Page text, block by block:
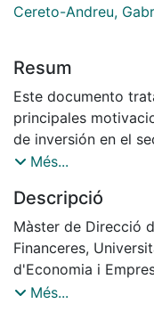
Cereto-Andreu,
Resum
Este documento
principales
de inversión en el
las corredurías y en
aspectos más
operaciones de
Analizaremos
oportunidades y
Més...
Descripció
Màster de Direcció
Financeres,
d'Economia i
Gabriel Cereto
Més...